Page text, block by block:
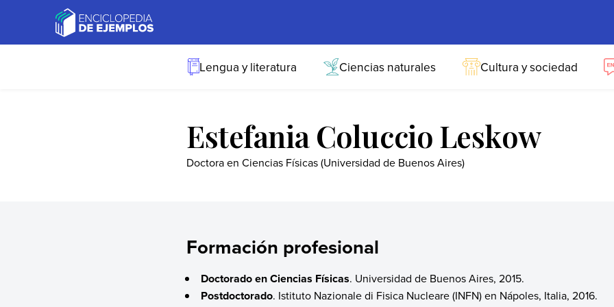
Ejemplos
Necesitas ejemplos.
Lengua y literatura Ciencias naturales Cultura y sociedad
Estefania Coluccio Leskow
Doctora en Ciencias Físicas (Universidad de Buenos Aires)
Formación profesional
Doctorado en Ciencias Físicas. Universidad de Buenos Aires, 2015.
Postdoctorado. Istituto Nazionale di Fisica Nucleare (INFN) en Nápoles, Italia, 2016.